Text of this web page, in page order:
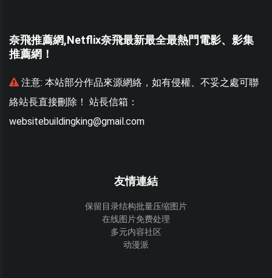
奈飛推薦網,Netflix奈飛最新最全最熱門電影、影集
推薦網！
注意: 本站部分作品來源網絡，如有侵權、不妥之處可聯
絡站長直接刪除！ 站長信箱：
websitebuildingking@gmail.com
友情連結
保留目录结构批量压缩图片
在线图片免费处理
多元内容社区
动漫派